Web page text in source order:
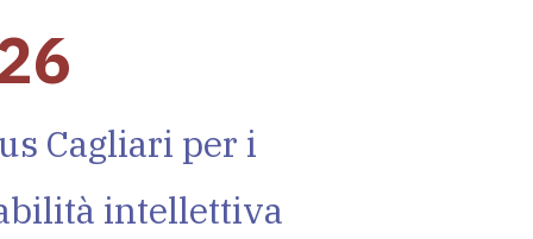
Cagliari per i
intellettiva